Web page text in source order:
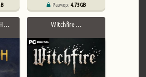
Размер:4.73 GB
… Witchfire …